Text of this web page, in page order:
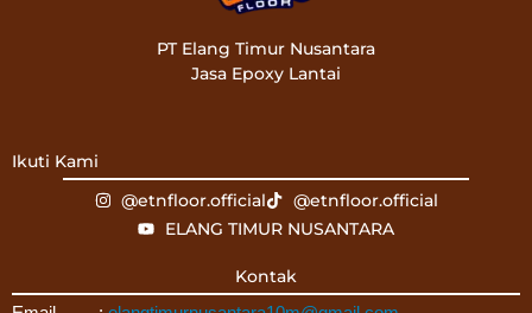
PT Elang Timur Nusantara
Jasa Epoxy Lantai
Ikuti Kami
@etnfloor.official
@etnfloor.official
ELANG TIMUR NUSANTARA
Kontak